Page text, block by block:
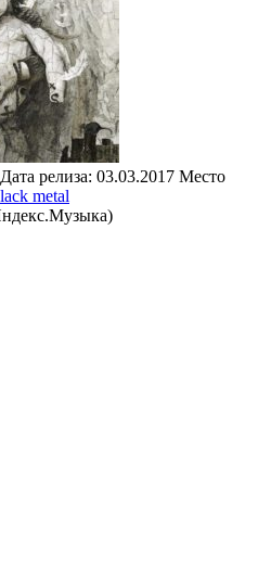
Дата релиза: 03.03.2017 Место
metal